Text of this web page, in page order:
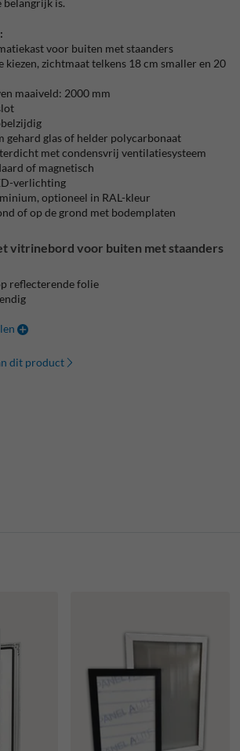
is.
voor buiten met staanders
kiezen, zichtmaat telkens 18 cm smaller en 20
maaiveld: 2000 mm
gehard glas of helder polycarbonaat
met condensvrij ventilatiesysteem
of magnetisch
verlichting
optioneel in RAL-kleur
of op de grond met bodemplaten
vitrinebord voor buiten met staanders
reflecterende folie
dit product